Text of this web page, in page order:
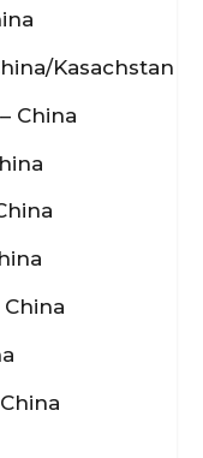
Kasachstan
China
China